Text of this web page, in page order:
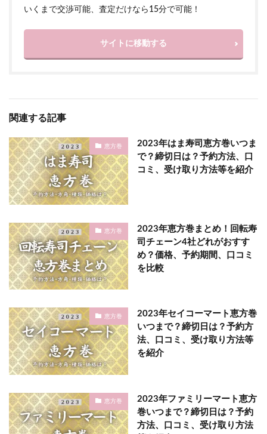
いくまで交渉可能、査定だけなら15分で可能！
サイトに移動する
関連する記事
恵方巻
2023年はま寿司恵方巻いつま
で？締切日は？予約方法、口
コミ、受け取り方法等を紹介
恵方巻
2023年恵方巻まとめ！回転寿
司チェーン4社どれがおすす
め？価格、予約期間、口コミ
を比較
恵方巻
2023年セイコーマート恵方巻
いつまで？締切日は？予約方
法、口コミ、受け取り方法等
を紹介
恵方巻
2023年ファミリーマート恵方
巻いつまで？締切日は？予約
方法、口コミ、受け取り方法